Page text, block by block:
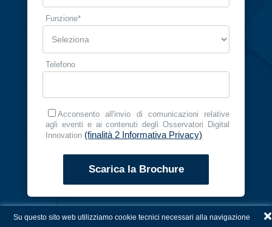
Funzione*
Telefono
Acconsento all'invio di comunicazioni relative
agli eventi e ai contenuti degli Osservatori Digital
Innovation (finalità 2 Informativa Privacy)
Osservatori On Demand ×
Su questo sito web utilizziamo cookie tecnici necessari alla navigazione